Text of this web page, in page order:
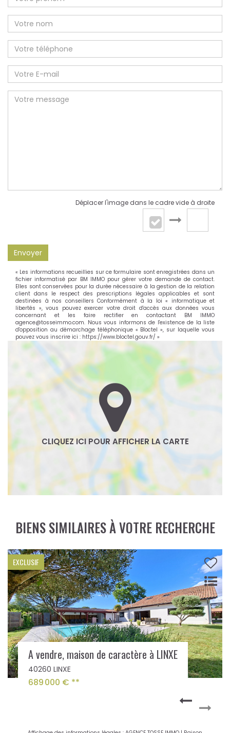
Déplacer l'image dans le cadre vide à droite
Envoyer
« Les informations recueillies sur ce formulaire sont enregistrées dans un
fichier informatisé par BM IMMO pour gérer votre demande de contact.
Elles sont conservées pour la durée nécessaire à la gestion de la relation
client dans le respect des prescriptions légales applicables et sont
destinées à nos conseillers Conformément à la loi « informatique et
libertés », vous pouvez exercer votre droit d'accès aux données vous
concernant et les faire rectifier en contactant BM IMMO
agence@tosseimmo.com. Nous vous informons de l'existence de la liste
d'opposition au démarchage téléphonique « Bloctel », sur laquelle vous
pouvez vous inscrire ici : https://www.bloctel.gouv.fr/ »
BIENS SIMILAIRES À VOTRE RECHERCHE
Maison traditionnelle de plain-pied - Quartier résidentiel proche du lac de Léon et de l'océan
40560 VIELLE SAINT GIRONS
346 500 € **